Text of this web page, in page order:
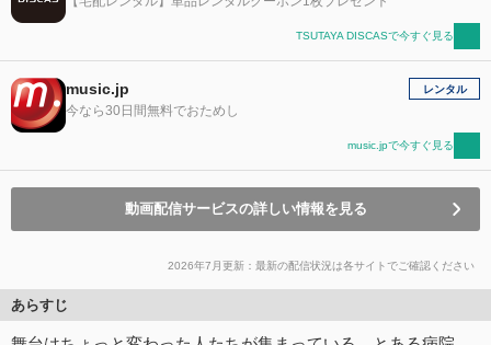
TSUTAYA DISCASで今すぐ見る
music.jp
今なら30日間無料でおためし
レンタル
music.jpで今すぐ見る
動画配信サービスの詳しい情報を見る
2026年7月更新：最新の配信状況は各サイトでご確認ください
あらすじ